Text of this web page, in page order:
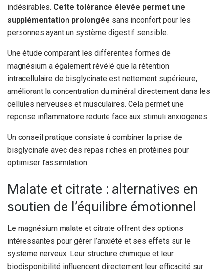
indésirables. Cette tolérance élevée permet une
supplémentation prolongée sans inconfort pour les
personnes ayant un système digestif sensible.
Une étude comparant les différentes formes de
magnésium a également révélé que la rétention
intracellulaire de bisglycinate est nettement supérieure,
améliorant la concentration du minéral directement dans les
cellules nerveuses et musculaires. Cela permet une
réponse inflammatoire réduite face aux stimuli anxiogènes.
Un conseil pratique consiste à combiner la prise de
bisglycinate avec des repas riches en protéines pour
optimiser l’assimilation.
Malate et citrate : alternatives en
soutien de l’équilibre émotionnel
Le magnésium malate et citrate offrent des options
intéressantes pour gérer l’anxiété et ses effets sur le
système nerveux. Leur structure chimique et leur
biodisponibilité influencent directement leur efficacité sur